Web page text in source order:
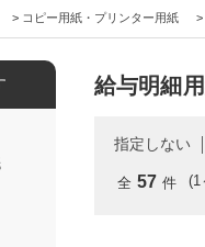
> コピー用紙・プリンター用紙 >
給与明細
指定しない
全 57 件 (1